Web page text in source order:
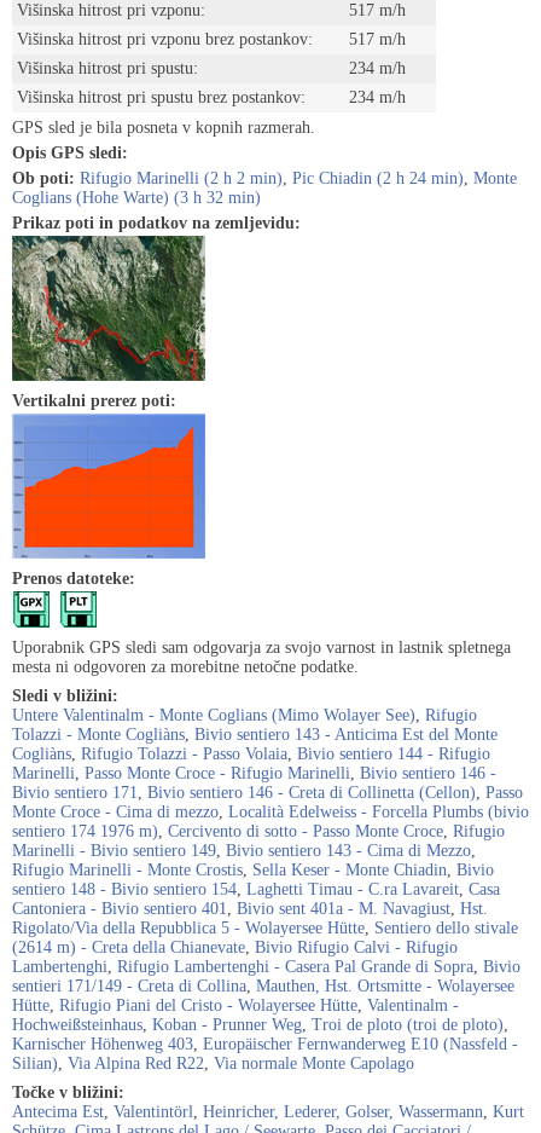
Višinska hitrost pri vzponu:
517 m/h
Višinska hitrost pri vzponu brez postankov:
517 m/h
Višinska hitrost pri spustu:
234 m/h
Višinska hitrost pri spustu brez postankov:
234 m/h
GPS sled je bila posneta v kopnih razmerah.
Opis GPS sledi:
Ob poti: Rifugio Marinelli (2 h 2 min), Pic Chiadin (2 h 24 min), Monte
Coglians (Hohe Warte) (3 h 32 min)
Prikaz poti in podatkov na zemljevidu:
Vertikalni prerez poti:
Prenos datoteke:
Uporabnik GPS sledi sam odgovarja za svojo varnost in lastnik spletnega
mesta ni odgovoren za morebitne netočne podatke.
Sledi v bližini:
Untere Valentinalm - Monte Coglians (Mimo Wolayer See), Rifugio
Tolazzi - Monte Cogliàns, Bivio sentiero 143 - Anticima Est del Monte
Cogliàns, Rifugio Tolazzi - Passo Volaia, Bivio sentiero 144 - Rifugio
Marinelli, Passo Monte Croce - Rifugio Marinelli, Bivio sentiero 146 -
Bivio sentiero 171, Bivio sentiero 146 - Creta di Collinetta (Cellon), Passo
Monte Croce - Cima di mezzo, Località Edelweiss - Forcella Plumbs (bivio
sentiero 174 1976 m), Cercivento di sotto - Passo Monte Croce, Rifugio
Marinelli - Bivio sentiero 149, Bivio sentiero 143 - Cima di Mezzo,
Rifugio Marinelli - Monte Crostis, Sella Keser - Monte Chiadin, Bivio
sentiero 148 - Bivio sentiero 154, Laghetti Timau - C.ra Lavareit, Casa
Cantoniera - Bivio sentiero 401, Bivio sent 401a - M. Navagiust, Hst.
Rigolato/Via della Repubblica 5 - Wolayersee Hütte, Sentiero dello stivale
(2614 m) - Creta della Chianevate, Bivio Rifugio Calvi - Rifugio
Lambertenghi, Rifugio Lambertenghi - Casera Pal Grande di Sopra, Bivio
sentieri 171/149 - Creta di Collina, Mauthen, Hst. Ortsmitte - Wolayersee
Hütte, Rifugio Piani del Cristo - Wolayersee Hütte, Valentinalm -
Hochweißsteinhaus, Koban - Prunner Weg, Troi de ploto (troi de ploto),
Karnischer Höhenweg 403, Europäischer Fernwanderweg E10 (Nassfeld -
Silian), Via Alpina Red R22, Via normale Monte Capolago
Točke v bližini:
Antecima Est, Valentintörl, Heinricher, Lederer, Golser, Wassermann, Kurt